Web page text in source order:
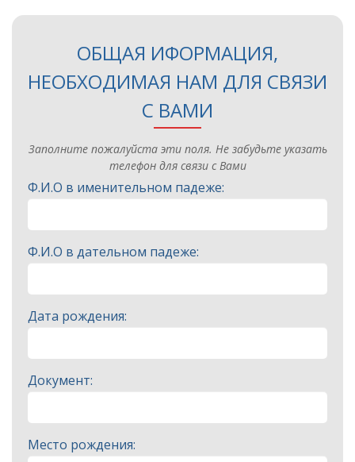
ОБЩАЯ ИФОРМАЦИЯ,
НЕОБХОДИМАЯ НАМ ДЛЯ СВЯЗИ
С ВАМИ
Заполните пожалуйста эти поля. Не забудьте указать
телефон для связи с Вами
Ф.И.О в именительном падеже:
Ф.И.О в дательном падеже:
Дата рождения:
Документ:
Место рождения: